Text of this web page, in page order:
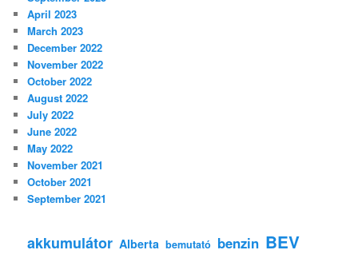
April 2023
March 2023
December 2022
November 2022
October 2022
August 2022
July 2022
June 2022
May 2022
November 2021
October 2021
September 2021
akkumulátor Alberta bemutató benzin BEV